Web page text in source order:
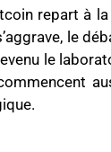
repart à
le
le